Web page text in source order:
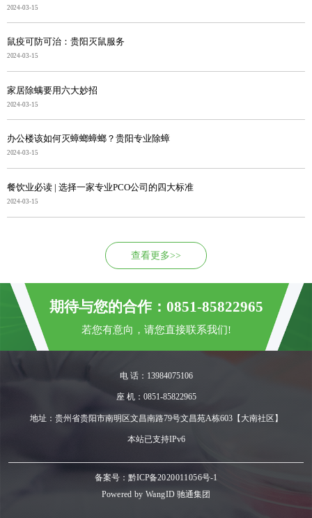
2024-03-15
鼠疫可防可治：贵阳灭鼠服务
2024-03-15
家居除螨要用六大妙招
2024-03-15
办公楼该如何灭蟑螂蟑螂？贵阳专业除蟑
2024-03-15
餐饮业必读 | 选择一家专业PCO公司的四大标准
2024-03-15
查看更多>>
期待与您的合作：0851-85822965
若您有意向，请您直接联系我们!
电 话：13984075106
座 机：0851-85822965
地址：贵州省贵阳市南明区文昌南路79号文昌苑A栋603【大南社区】
本站已支持IPv6
备案号：黔ICP备2020011056号-1
Powered by WangID 驰通集团